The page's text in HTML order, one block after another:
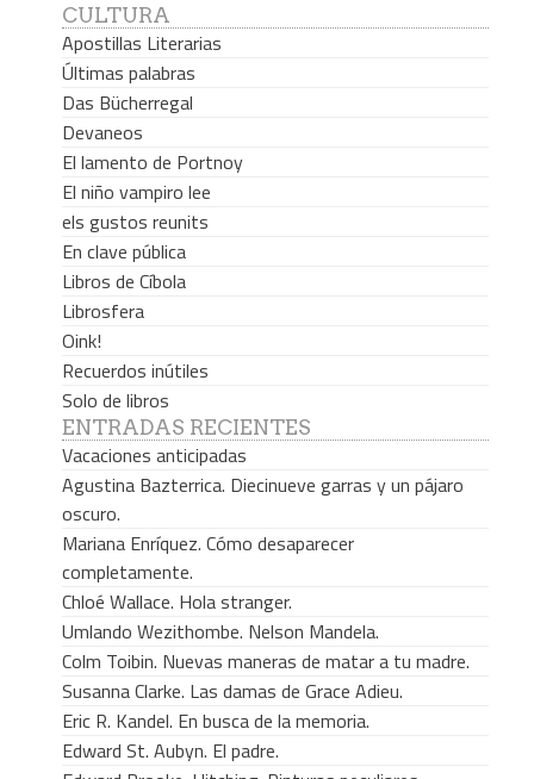
CULTURA
Apostillas Literarias
Últimas palabras
Das Bücherregal
Devaneos
El lamento de Portnoy
El niño vampiro lee
els gustos reunits
En clave pública
Libros de Cíbola
Librosfera
Oink!
Recuerdos inútiles
Solo de libros
ENTRADAS RECIENTES
Vacaciones anticipadas
Agustina Bazterrica. Diecinueve garras y un pájaro
oscuro.
Mariana Enríquez. Cómo desaparecer
completamente.
Chloé Wallace. Hola stranger.
Umlando Wezithombe. Nelson Mandela.
Colm Toibin. Nuevas maneras de matar a tu madre.
Susanna Clarke. Las damas de Grace Adieu.
Eric R. Kandel. En busca de la memoria.
Edward St. Aubyn. El padre.